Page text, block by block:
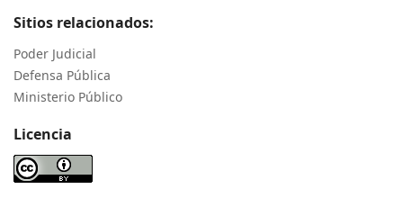
Sitios relacionados:
Poder Judicial
Defensa Pública
Ministerio Público
Licencia